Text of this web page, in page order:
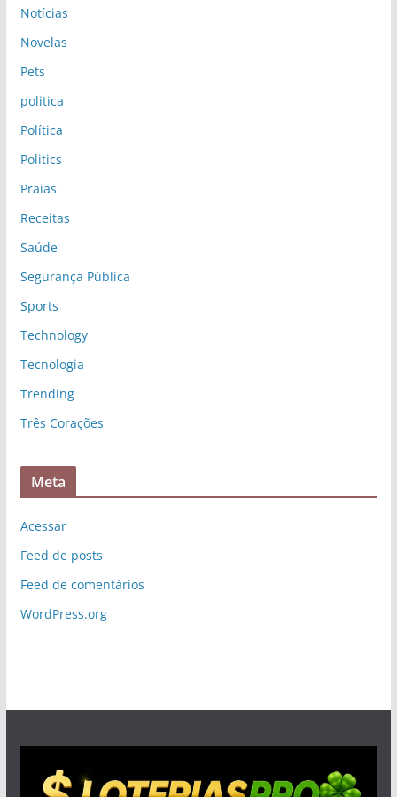
Notícias
Novelas
Pets
politica
Política
Politics
Praias
Receitas
Saúde
Segurança Pública
Sports
Technology
Tecnologia
Trending
Três Corações
Meta
Acessar
Feed de posts
Feed de comentários
WordPress.org